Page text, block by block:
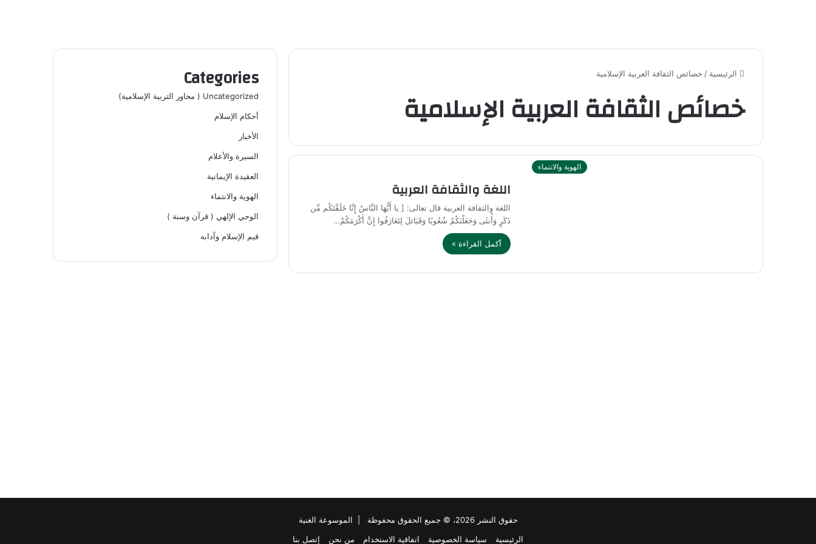
الرئيسية / خصائص الثقافة العربية الإسلامية
خصائص الثقافة العربية الإسلامية
الهوية والانتماء
اللغة والثقافة العربية
اللغة والثقافة العربية قال تعالى: [ يا أَيُّهَا النَّاسُ إِنَّا خَلَقْتَكُم مِّن
ذَكَرٍ وَأُنثَى وَجَعَلْنَكُمْ شُعُوبًا وَقَبَائلَ لِتَعَارَفُوا إِنَّ أَكْرَمَكُمْ…
أكمل القراءة »
Categories
Uncategorized ( محاور التربية الإسلامية)
أحكام الإسلام
الأخبار
السيرة والأعلام
العقيدة الإيمانية
الهوية والانتماء
الوحي الإلهي ( قرآن وسنة )
قيم الإسلام وآدابه
حقوق النشر 2026، © جميع الحقوق محفوظة |
الموسوعة الغنية
الرئيسية
سياسة الخصوصية اتفاقية الاستخدام من نحن إتصل بنا